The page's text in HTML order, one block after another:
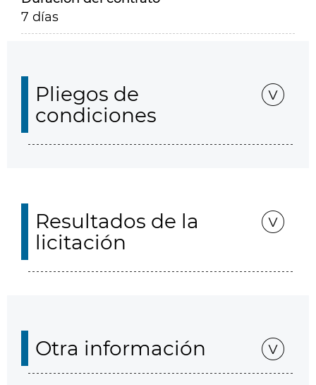
7 días
Pliegos de
condiciones
Resultados de la
licitación
Otra información